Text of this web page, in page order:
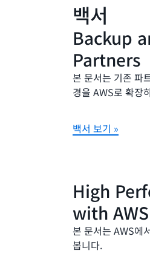
백서
Backup
Partners
본 문서는 기존 파
경을 AWS로 확장
백서 보기 »
High
with
본 문서는 AWS에
봅니다.